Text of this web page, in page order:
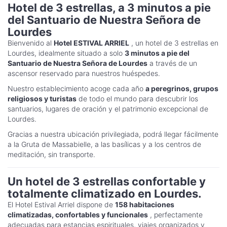
Hotel de 3 estrellas, a 3 minutos a pie
del Santuario de Nuestra Señora de
Lourdes
Bienvenido al Hotel ESTIVAL ARRIEL , un hotel de 3 estrellas en
Lourdes, idealmente situado a solo 3 minutos a pie del
Santuario de Nuestra Señora de Lourdes a través de un
ascensor reservado para nuestros huéspedes.
Nuestro establecimiento acoge cada año a peregrinos, grupos
religiosos y turistas de todo el mundo para descubrir los
santuarios, lugares de oración y el patrimonio excepcional de
Lourdes.
Gracias a nuestra ubicación privilegiada, podrá llegar fácilmente
a la Gruta de Massabielle, a las basílicas y a los centros de
meditación, sin transporte.
Un hotel de 3 estrellas confortable y
totalmente climatizado en Lourdes.
El Hotel Estival Arriel dispone de 158 habitaciones
climatizadas, confortables y funcionales , perfectamente
adecuadas para estancias espirituales, viajes organizados y